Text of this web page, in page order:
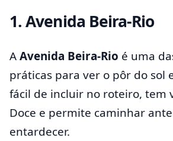
1. Avenida Beira-Rio
AAvenida Beira-Rio é uma
práticas para ver o pôr do sol
fácil de incluir no roteiro, tem
Doce e permite caminhar
entardecer.